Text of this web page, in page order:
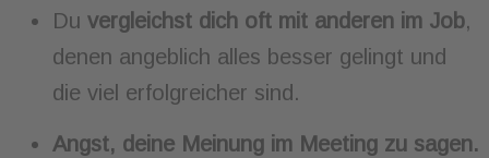
Du vergleichst dich oft mit anderen im Job,
denen angeblich alles besser gelingt und
die viel erfolgreicher sind.
Angst, deine Meinung im Meeting zu sagen.